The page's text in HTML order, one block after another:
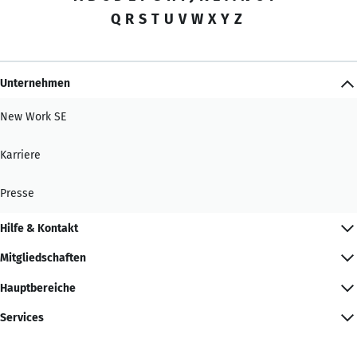
Q R S T U V W X Y Z
Unternehmen
New Work SE
Karriere
Presse
Hilfe & Kontakt
Mitgliedschaften
Hauptbereiche
Services